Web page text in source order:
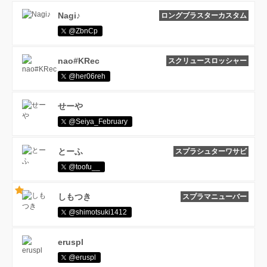
Nagi♪
ロングブラスターカスタム
@ZbnCp
nao#KRec
スクリュースロッシャー
@her06reh
せーや
@Seiya_February
とーふ
スプラシュターワサビ
@toofu__
しもつき
スプラマニューバー
@shimotsuki1412
eruspl
@eruspl